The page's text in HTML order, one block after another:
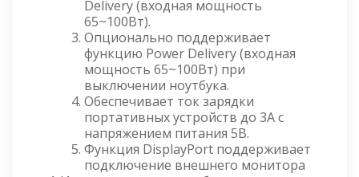
Delivery (входная мощность
65~100Вт).
Опционально поддерживает
функцию Power Delivery (входная
мощность 65~100Вт) при
выключении ноутбука.
Обеспечивает ток зарядки
портативных устройств до 3А с
напряжением питания 5В.
Функция DisplayPort поддерживает
подключение внешнего монитора